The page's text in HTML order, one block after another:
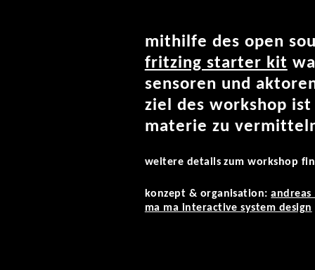
mithilfe des open
fritzing starter kit
sensoren und
ziel des workshop
materie zu
weitere details zum workshop
konzept & organisation:andreas
ma ma interactive system design